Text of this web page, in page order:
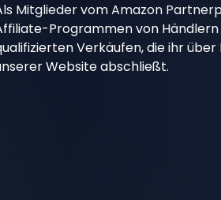
Mitglieder vom Amazon
Programmen von Händlern
Verkäufen, die ihr
Website abschließt.